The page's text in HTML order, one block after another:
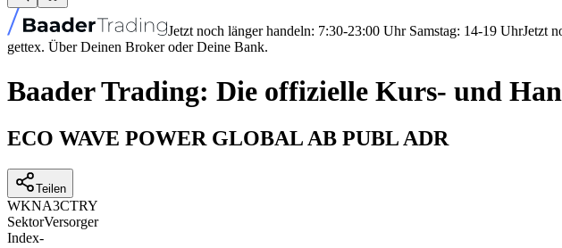
Jetzt noch länger handeln: 7:30-23:00 Uhr Samstag: 14-19 UhrJetzt
gettex. Über Deinen Broker oder Deine Bank.
Baader Trading: Die offizielle Kurs- und
ECO WAVE POWER GLOBAL AB PUBL ADR
Teilen
WKNA3CTRY
SektorVersorger
Index-